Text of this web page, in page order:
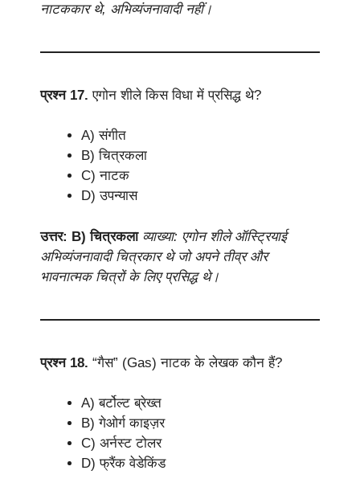
नाटककार थे, अभिव्यंजनावादी नहीं।
प्रश्न 17. एगोन शीले किस विधा में प्रसिद्ध थे?
A) संगीत
B) चित्रकला
C) नाटक
D) उपन्यास
उत्तर: B) चित्रकला व्याख्या: एगोन शीले ऑस्ट्रियाई
अभिव्यंजनावादी चित्रकार थे जो अपने तीव्र और
भावनात्मक चित्रों के लिए प्रसिद्ध थे।
प्रश्न 18. “गैस” (Gas) नाटक के लेखक कौन हैं?
A) बर्टोल्ट ब्रेख्त
B) गेओर्ग काइज़र
C) अर्नस्ट टोलर
D) फ्रैंक वेडेकिंड